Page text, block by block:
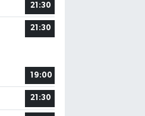
21:30
21:30
19:00
21:30